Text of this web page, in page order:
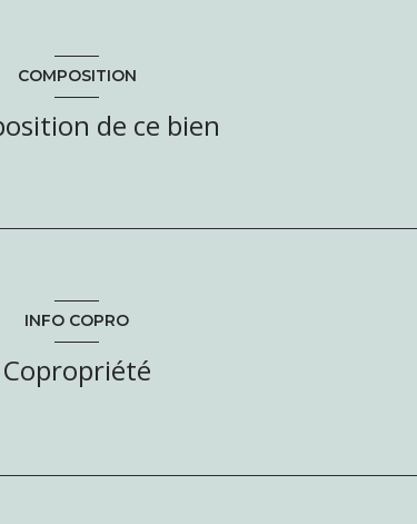
COMPOSITION
de ce bien
INFO COPRO
Copropriété